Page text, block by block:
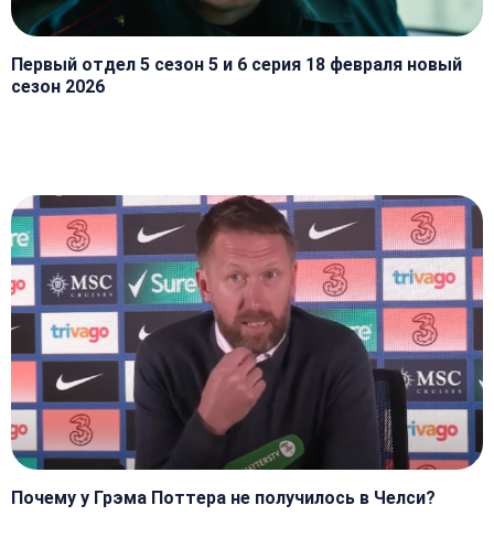
Первый отдел 5 сезон 5 и 6 серия 18 февраля новый
сезон 2026
Почему у Грэма Поттера не получилось в Челси?